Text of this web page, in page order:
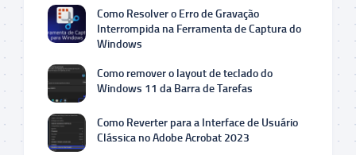
Como Resolver o Erro de Gravação
Interrompida na Ferramenta de Captura do
Windows
Como remover o layout de teclado do
Windows 11 da Barra de Tarefas
Como Reverter para a Interface de Usuário
Clássica no Adobe Acrobat 2023